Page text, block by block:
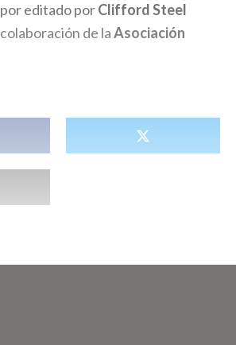
editado porClifford Steel
de laAsociación